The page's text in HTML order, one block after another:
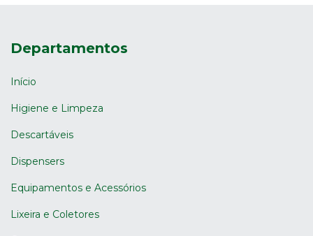
Departamentos
Início
Higiene e Limpeza
Descartáveis
Dispensers
Equipamentos e Acessórios
Lixeira e Coletores